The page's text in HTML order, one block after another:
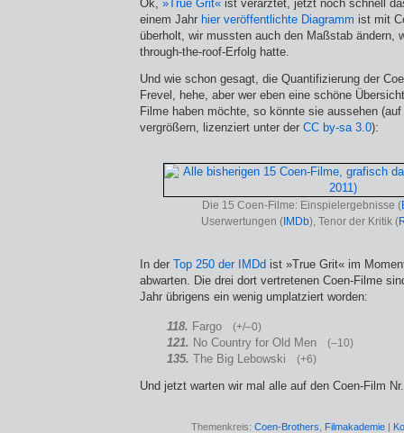
Ok, »True Grit« ist verarztet, jetzt noch schnell
einem Jahr hier veröffentlichte Diagramm ist mit
überholt, wir mussten auch den Maßstab ändern,
through-the-roof-Erfolg hatte.
Und wie schon gesagt, die Quantifizierung der
Frevel, hehe, aber wer eben eine schöne
Filme haben möchte, so könnte sie aussehen
vergrößern, lizenziert unter der CC by-sa 3.0):
Die 15 Coen-Filme: Einspielergebnisse (
Userwertungen (IMDb), Tenor der Kritik (
In der Top 250 der IMDd ist »True Grit« im
abwarten. Die drei dort vertretenen Coen-Filme
Jahr übrigens ein wenig umplatziert worden:
118. Fargo (+/–0)
121. No Country for Old Men (–10)
135. The Big Lebowski (+6)
Und jetzt warten wir mal alle auf den Coen-Film
Themenkreis: Coen-Brothers Filmakademie |